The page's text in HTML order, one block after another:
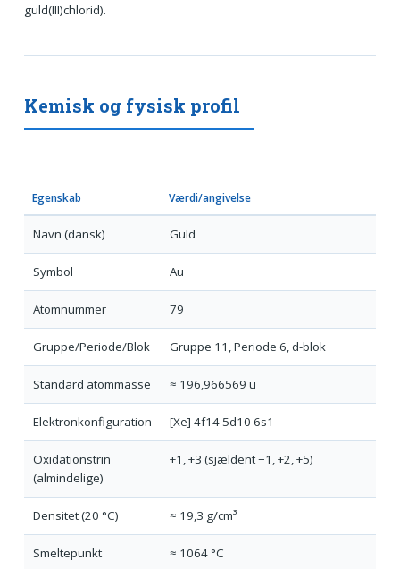
guld(III)chlorid).
Kemisk og fysisk profil
Egenskab Værdi/angivelse
Navn (dansk) Guld
Symbol Au
Atomnummer 79
Gruppe/Periode/Blok Gruppe 11, Periode 6, d-blok
Standard atommasse ≈ 196,966569 u
Elektronkonfiguration [Xe] 4f14 5d10 6s1
Oxidationstrin
(almindelige)
+1, +3 (sjældent −1, +2, +5)
Densitet (20 °C) ≈ 19,3 g/cm³
Smeltepunkt ≈ 1064 °C